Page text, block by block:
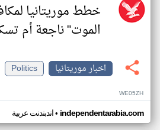
خطط موريتانيا
الموت" ناجعة أم
اخبار موريتانيا
Politics
WE05ZH
اندبندنت عربية• independentarabia.com